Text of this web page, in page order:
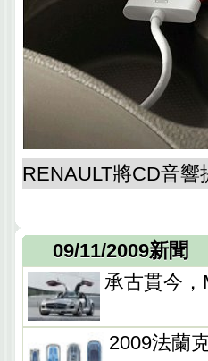
RENAULT將CD音
09/11/2009新聞
承古貫今
2009法蘭